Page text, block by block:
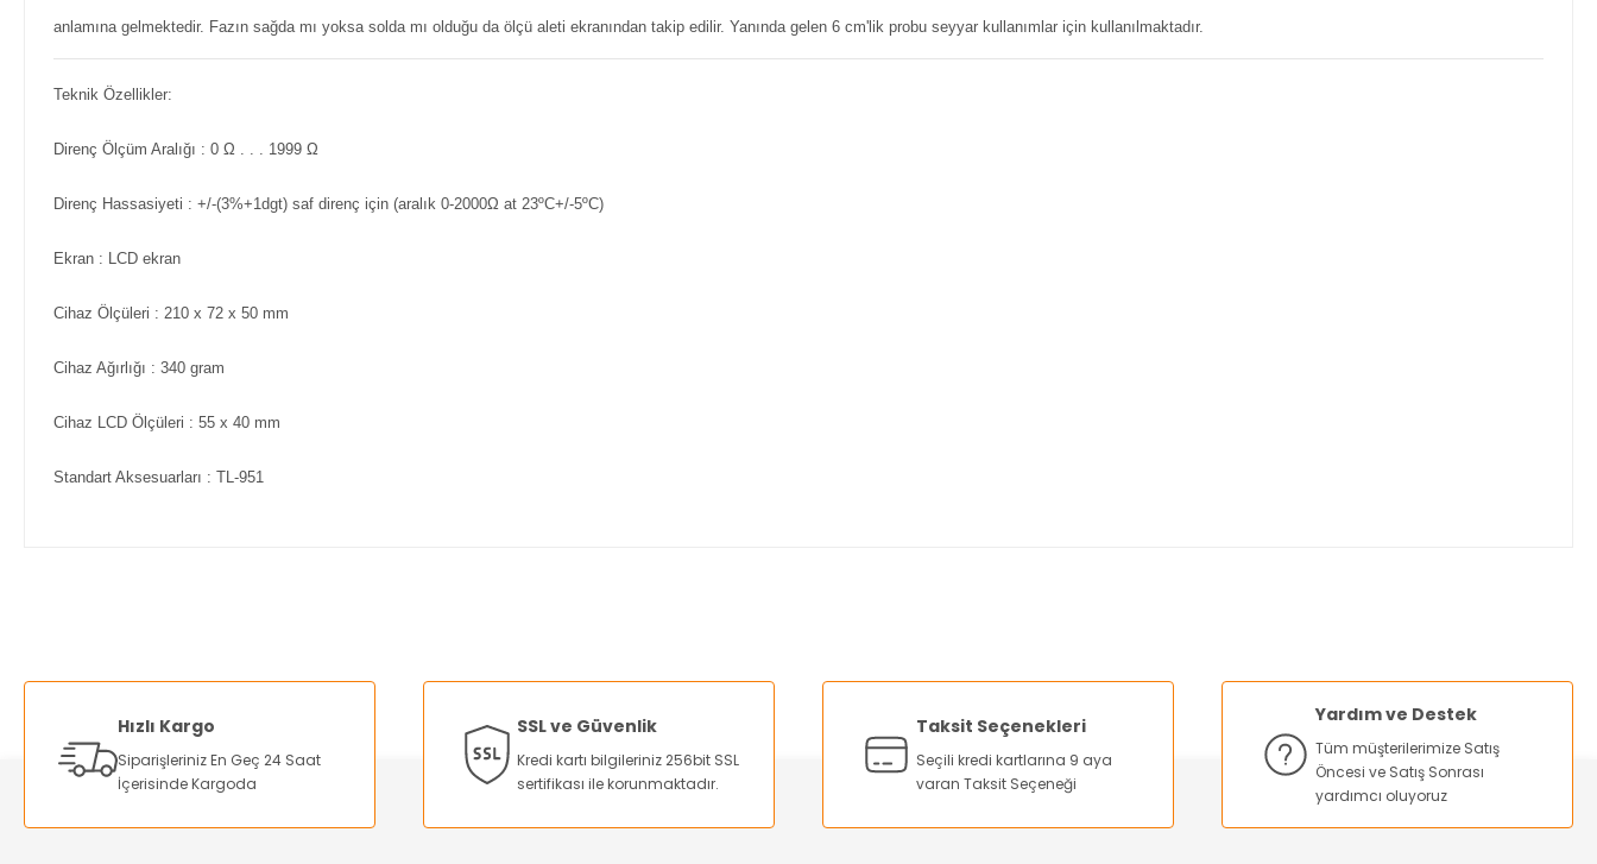
anlamına gelmektedir. Fazın sağda mı yoksa solda mı olduğu da ölçü aleti ekranından takip edilir. Yanında gelen 6 cm'lik probu seyyar kullanımlar için kullanılmaktadır.
Teknik Özellikler:
Direnç Ölçüm Aralığı : 0 Ω . . . 1999 Ω
Direnç Hassasiyeti : +/-(3%+1dgt) saf direnç için (aralık 0-2000Ω at 23ºC+/-5ºC)
Ekran : LCD ekran
Cihaz Ölçüleri : 210 x 72 x 50 mm
Cihaz Ağırlığı : 340 gram
Cihaz LCD Ölçüleri : 55 x 40 mm
Standart Aksesuarları : TL-951
Ürün resmi kalitesiz, bozuk veya görüntülenemiyor.
Ürün bilgilerinde hatalar bulunuyor.
Ürün fiyatı diğer sitelerden daha pahalı.
Hızlı Kargo
Siparişleriniz En Geç 24 Saat
İçerisinde Kargoda
SSL ve Güvenlik
Kredi kartı bilgileriniz 256bit SSL
sertifikası ile korunmaktadır.
Taksit Seçenekleri
Seçili kredi kartlarına 9 aya
varan Taksit Seçeneği
Yardım ve Destek
Tüm müşterilerimize Satış
Öncesi ve Satış Sonrası
yardımcı oluyoruz